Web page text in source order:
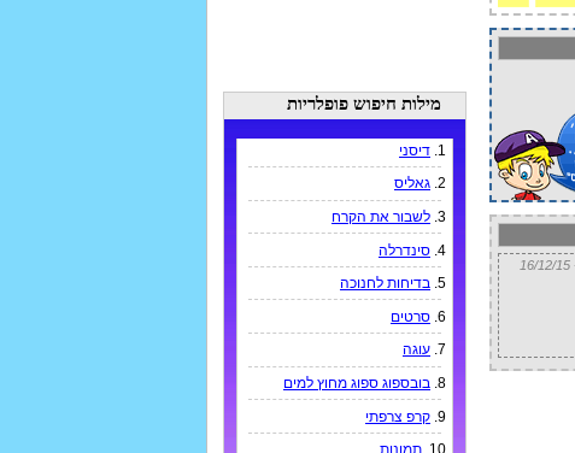
מילות חיפוש פופלריות
1. דיסני
2. גאליס
3. לשבור את הקרח
4. סינדרלה
5. בדיחות לחנוכה
6. סרטים
7. עוגה
8. בובספוג ספוג מחוץ למים
9. קרפ צרפתי